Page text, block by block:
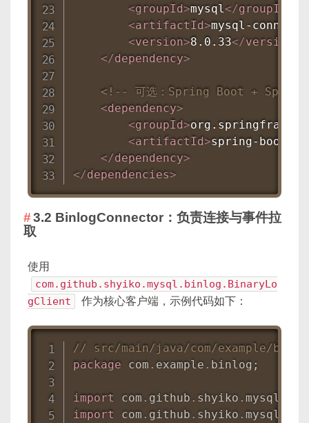
<groupId>mysql</groupId
<artifactId>mysql-
<version>8.0.33</version
</dependency>
<!-- 可选：Spring Boot + Spring
<dependency>
<groupId>
<artifactId>spring-boot-
</dependency>
</dependencies>
3.2 BinlogConnector：负责连接与事件拉
取
使用
com.github.shyiko.mysql.binlog.BinaryLo
gClient
作为核心客户端，示例代码如下：
// src/main/java/com/example/
package
com . example . binlog ;
import com . github . shyiko . mysql
import
com . github . shyiko . mysql